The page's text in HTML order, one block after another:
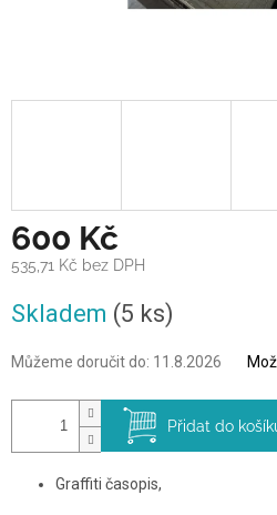
600 Kč
535,71 Kč bez DPH
cena:
Skladem (5 ks)
Můžeme doručit do: 11.8.2026
Přidat do
Graffiti časopis,